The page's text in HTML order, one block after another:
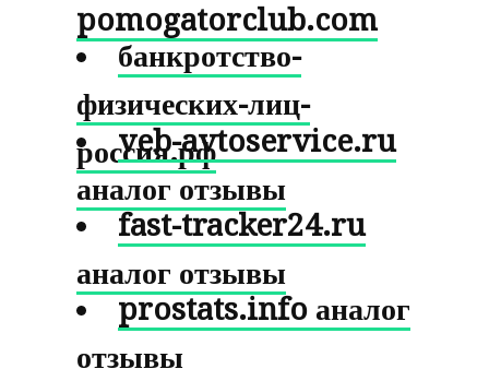
pomogatorclub.com
банкротство-
физических-лиц-
россия.рф
veb-avtoservice.ru
аналог отзывы
fast-tracker24.ru
аналог отзывы
prostats.info аналог
отзывы